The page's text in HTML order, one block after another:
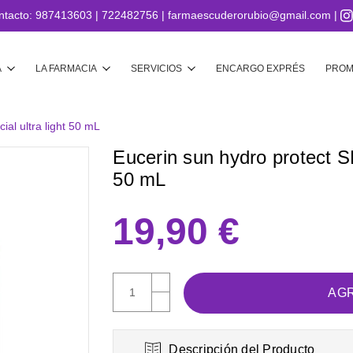
987413603 | 722482756 | farmaescuderorubio@gmail.com |
LA FARMACIA SERVICIOS ENCARGO EXPRÉS
ultra light 50 mL
Eucerin sun hydro protect
50 mL
19,90 €
AUMENTAR
CANTIDAD:
DISMINUIR
CANTIDAD:
Descripción del Producto